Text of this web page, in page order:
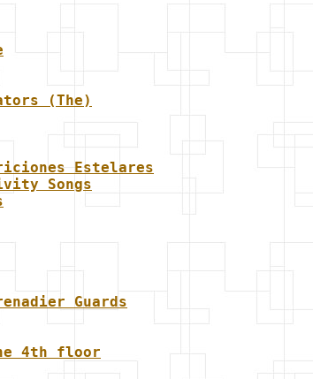
(The)
Estelares
Songs
Guards
4th floor